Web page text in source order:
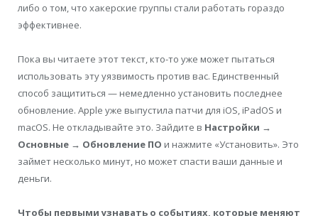
либо о том, что хакерские группы стали работать гораздо
эффективнее.
Пока вы читаете этот текст, кто-то уже может пытаться
использовать эту уязвимость против вас. Единственный
способ защититься — немедленно установить последнее
обновление. Apple уже выпустила патчи для iOS, iPadOS и
macOS. Не откладывайте это. Зайдите в Настройки →
Основные → Обновление ПО и нажмите «Установить». Это
займет несколько минут, но может спасти ваши данные и
деньги.
Чтобы первыми узнавать о событиях, которые меняют